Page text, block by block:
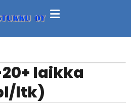
laikka
ltk)